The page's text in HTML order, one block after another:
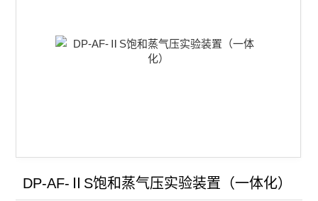
双液系沸点测定仪
DP-AF-ⅡS饱和蒸气压实验装置（一体化）